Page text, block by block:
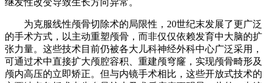
为克服线性颅骨切除术的局限性，20世纪末发展了更广泛
的手术方式，以主动重塑颅骨，而非仅仅依赖发育中大脑的扩
张力量。这些技术目前仍被各大儿科神经外科中心广泛采用，
可通过术中直接扩大颅腔容积、重建颅穹窿，实现颅骨畸形及
颅内高压的立即矫正。但与内镜手术相比，这些开放式技术的